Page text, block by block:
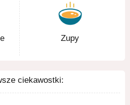
Zupy
ciekawostki: